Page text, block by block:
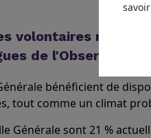
volontaires mises
de l'Observatoire
bénéficient de
tout comme un climat
Générale sont 21 %